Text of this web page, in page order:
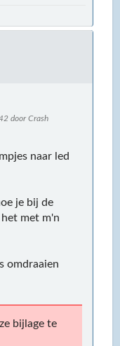
door Crash
naar led
je bij de
met m'n
omdraaien
bijlage te